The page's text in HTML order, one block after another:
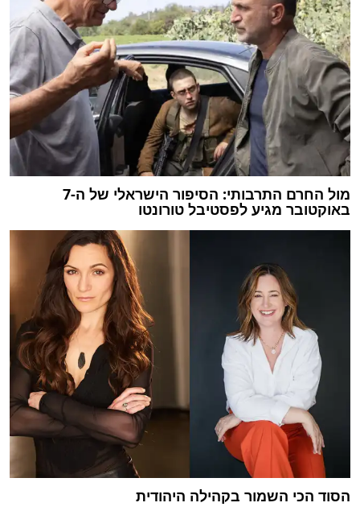
מול החרם התרבותי: הסיפור הישראלי של ה-7
באוקטובר מגיע לפסטיבל טורונטו
הסוד הכי השמור בקהילה היהודית